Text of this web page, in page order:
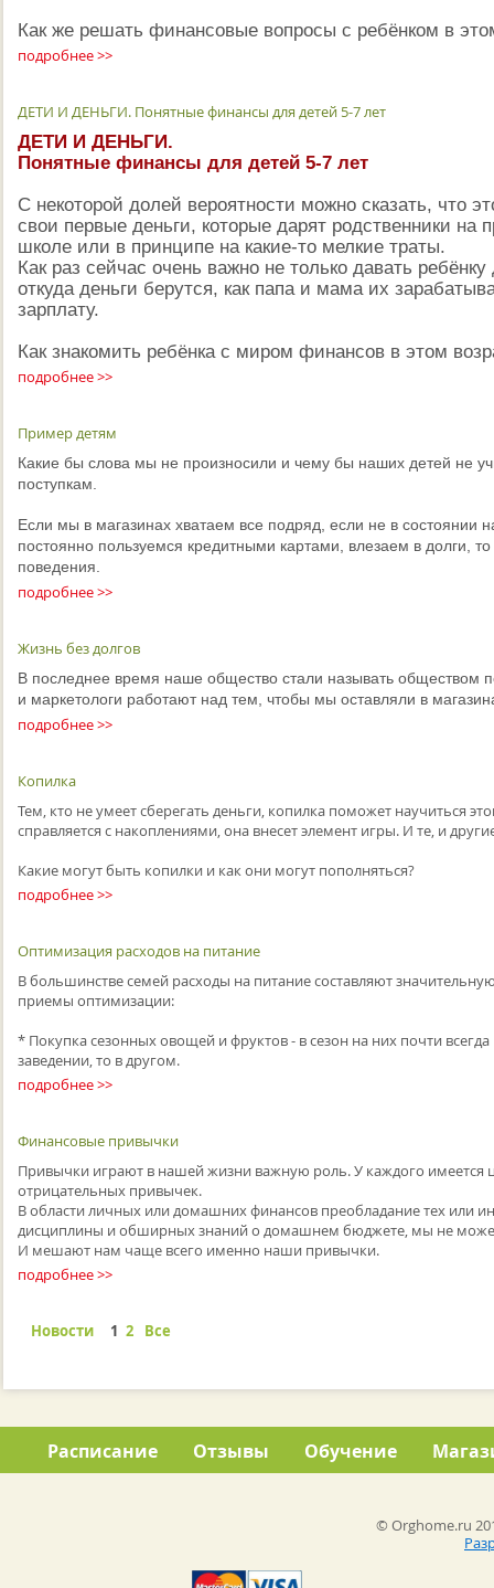
Как же решать финансовые вопросы с ребёнком в
подробнее >>
ДЕТИ И ДЕНЬГИ. Понятные финансы для детей 5-7 лет
ДЕТИ И ДЕНЬГИ.
Понятные финансы для детей 5-7 лет
С некоторой долей вероятности можно сказать, что
свои первые деньги, которые дарят родственники на
школе или в принципе на какие-то мелкие траты.
Как раз сейчас очень важно не только давать
откуда деньги берутся, как папа и мама их
зарплату.
Как знакомить ребёнка с миром финансов в этом
подробнее >>
Пример детям
Какие бы слова мы не произносили и чему бы наших детей не
поступкам.
Если мы в магазинах хватаем все подряд, если не в состоянии
постоянно пользуемся кредитными картами, влезаем в долги,
поведения.
подробнее >>
Жизнь без долгов
В последнее время наше общество стали называть обществом
и маркетологи работают над тем, чтобы мы оставляли в
подробнее >>
Копилка
Тем, кто не умеет сберегать деньги, копилка поможет научиться
справляется с накоплениями, она внесет элемент игры. И те, и
Какие могут быть копилки и как они могут пополняться?
подробнее >>
Оптимизация расходов на питание
В большинстве семей расходы на питание составляют
приемы оптимизации:
* Покупка сезонных овощей и фруктов - в сезон на них почти
заведении, то в другом.
подробнее >>
Финансовые привычки
Привычки играют в нашей жизни важную роль. У каждого имеется
отрицательных привычек.
В области личных или домашних финансов преобладание тех или
дисциплины и обширных знаний о домашнем бюджете, мы не
И мешают нам чаще всего именно наши привычки.
подробнее >>
Новости 1 2 Все
Расписание Отзывы Обучение
© Orghome.ru